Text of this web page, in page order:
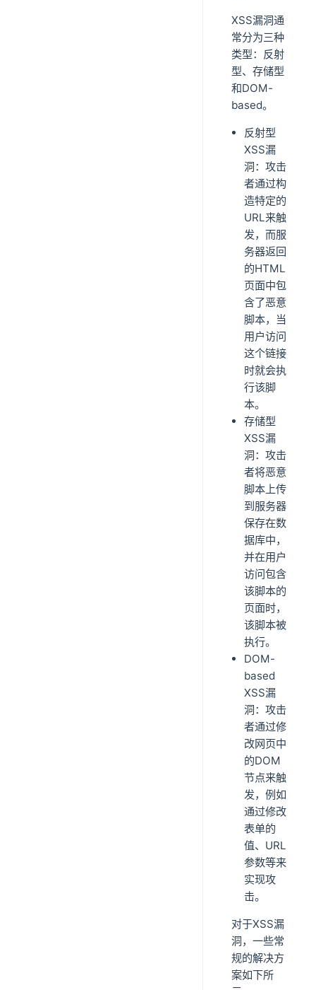
XSS漏洞通
常分为三种
类型：反射
型、存储型
和DOM-
based。
反射型
XSS漏
洞：攻击
者通过构
造特定的
URL来触
发，而服
务器返回
的HTML
页面中包
含了恶意
脚本，当
用户访问
这个链接
时就会执
行该脚
本。
存储型
XSS漏
洞：攻击
者将恶意
脚本上传
到服务器
保存在数
据库中，
并在用户
访问包含
该脚本的
页面时，
该脚本被
执行。
DOM-
based
XSS漏
洞：攻击
者通过修
改网页中
的DOM
节点来触
发，例如
通过修改
表单的
值、URL
参数等来
实现攻
击。
对于XSS漏
洞，一些常
规的解决方
案如下所